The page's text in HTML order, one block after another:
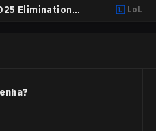
Elimination LoL